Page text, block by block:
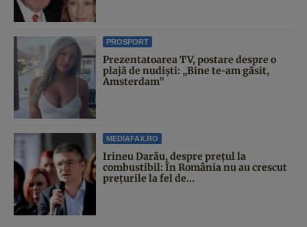
PROSPORT
Prezentatoarea TV, postare despre o
plajă de nudiști: „Bine te-am găsit,
Amsterdam”
MEDIAFAX.RO
Irineu Darău, despre prețul la
combustibil: În România nu au crescut
prețurile la fel de...